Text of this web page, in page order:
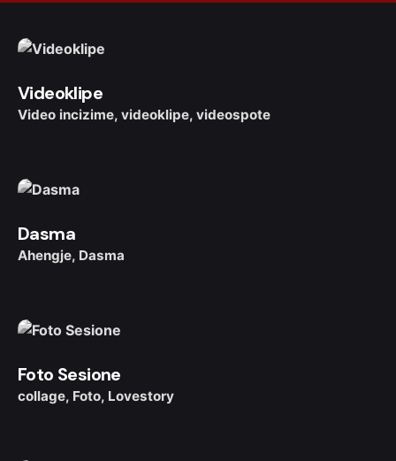
Videoklipe
Video incizime videoklipe videospote
Dasma
Ahengje Dasma
Foto Sesione
collage Foto Lovestory